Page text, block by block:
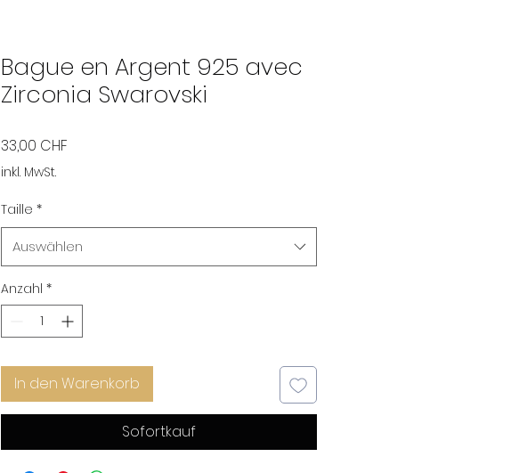
Bague en Argent 925 avec
Zirconia Swarovski
33,00 CHF
inkl. MwSt.
Taille *
Auswählen
Anzahl *
In den Warenkorb
Sofortkauf